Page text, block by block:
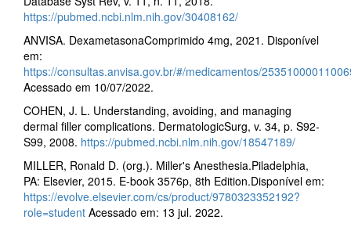
https://pubmed.ncbi.nlm.nih.gov/30408162/
ANVISA. DexametasonaComprimido 4mg, 2021. Disponível
em:
https://consultas.anvisa.gov.br/#/medicamentos/
Acessado em 10/07/2022.
COHEN, J. L. Understanding, avoiding, and managing
dermal filler complications. DermatologicSurg, v. 34, p. S92-
S99, 2008. https://pubmed.ncbi.nlm.nih.gov/18547189/
MILLER, Ronald D. (org.). Miller's Anesthesia.Piladelphia,
PA: Elsevier, 2015. E-book 3576p, 8th Edition.Disponível em:
https://evolve.elsevier.com/cs/product/9780323352192?
role=student Acessado em: 13 jul. 2022.